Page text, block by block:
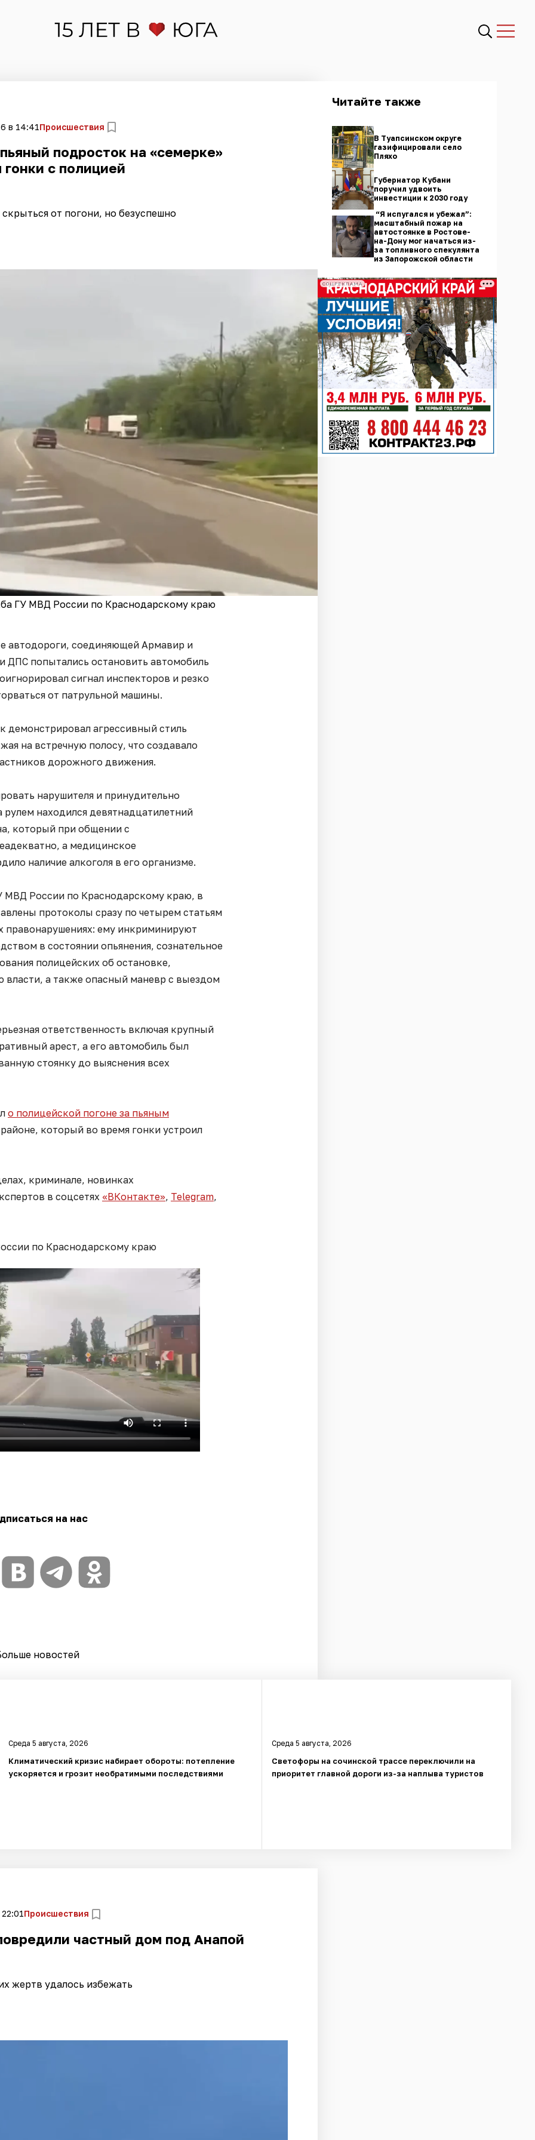
в 14:41Происшествия
подросток на «семерке»
гонки с полицией
от погони, но безуспешно
ГУ МВД России по Краснодарскому краю
автодороги, соединяющей Армавир и
ДПС попытались остановить автомобиль
сигнал инспекторов и резко
от патрульной машины.
демонстрировал агрессивный стиль
на встречную полосу, что создавало
дорожного движения.
нарушителя и принудительно
рулем находился девятнадцатилетний
который при общении с
а медицинское
наличие алкоголя в его организме.
МВД России по Краснодарскому краю, в
протоколы сразу по четырем статьям
ему инкриминируют
в состоянии опьянения, сознательное
полицейских об остановке,
власти, а также опасный маневр с выездом
ответственность включая крупный
арест, а его автомобиль был
стоянку до выяснения всех
о полицейской погоне за пьяным
который во время гонки устроил
криминале, новинках
в соцсетях «ВКонтакте», Telegram,
по Краснодарскому краю
на нас
новостей
Читайте также
В Туапсинском округе
газифицировали село
Пляхо
Губернатор Кубани
поручил удвоить
инвестиции к 2030 году
“Я испугался и убежал”:
масштабный пожар на
автостоянке в Ростове-
на-Дону мог начаться из-
за топливного спекулянта
из Запорожской области
СОЦРЕКЛАМА
Среда 5 августа, 2026
Климатический кризис набирает обороты: потепление
ускоряется и грозит необратимыми последствиями
Среда 5 августа, 2026
Светофоры на сочинской трассе переключили на
приоритет главной дороги из-за наплыва туристов
Происшествия
частный дом под Анапой
жертв удалось избежать